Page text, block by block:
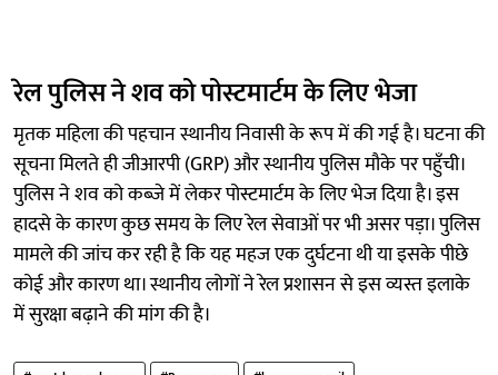
रेल पुलिस ने शव को पोस्टमार्टम के लिए भेजा
मृतक महिला की पहचान स्थानीय निवासी के रूप में की गई है। घटना की
सूचना मिलते ही जीआरपी (GRP) और स्थानीय पुलिस मौके पर पहुँची।
पुलिस ने शव को कब्जे में लेकर पोस्टमार्टम के लिए भेज दिया है। इस
हादसे के कारण कुछ समय के लिए रेल सेवाओं पर भी असर पड़ा। पुलिस
मामले की जांच कर रही है कि यह महज एक दुर्घटना थी या इसके पीछे
कोई और कारण था। स्थानीय लोगों ने रेल प्रशासन से इस व्यस्त इलाके
में सुरक्षा बढ़ाने की मांग की है।